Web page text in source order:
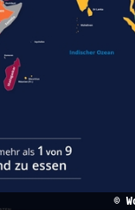
©